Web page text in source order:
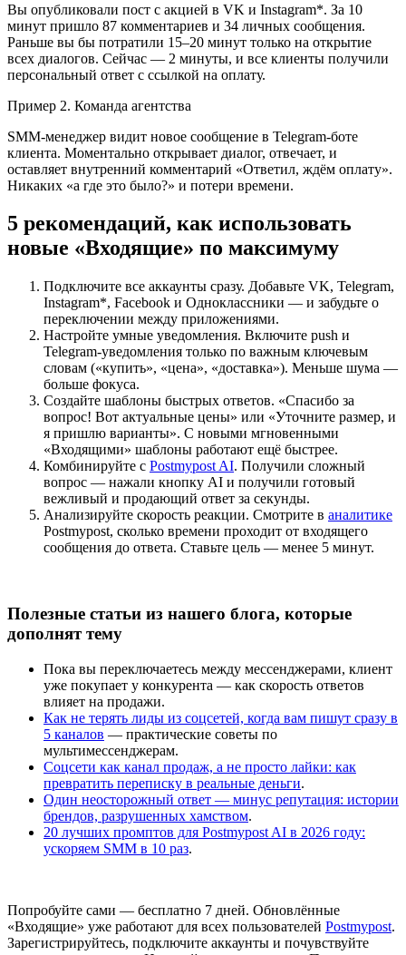
Вы опубликовали пост с акцией в VK и Instagram*. За 10
минут пришло 87 комментариев и 34 личных сообщения.
Раньше вы бы потратили 15–20 минут только на открытие
всех диалогов. Сейчас — 2 минуты, и все клиенты получили
персональный ответ с ссылкой на оплату.
Пример 2. Команда агентства
SMM-менеджер видит новое сообщение в Telegram-боте
клиента. Моментально открывает диалог, отвечает, и
оставляет внутренний комментарий «Ответил, ждём оплату».
Никаких «а где это было?» и потери времени.
5 рекомендаций, как использовать
новые «Входящие» по максимуму
Подключите все аккаунты сразу. Добавьте VK, Telegram,
Instagram*, Facebook и Одноклассники — и забудьте о
переключении между приложениями.
Настройте умные уведомления. Включите push и
Telegram-уведомления только по важным ключевым
словам («купить», «цена», «доставка»). Меньше шума —
больше фокуса.
Создайте шаблоны быстрых ответов. «Спасибо за
вопрос! Вот актуальные цены» или «Уточните размер, и
я пришлю варианты». С новыми мгновенными
«Входящими» шаблоны работают ещё быстрее.
Комбинируйте с Postmypost AI. Получили сложный
вопрос — нажали кнопку AI и получили готовый
вежливый и продающий ответ за секунды.
Анализируйте скорость реакции. Смотрите в аналитике
Postmypost, сколько времени проходит от входящего
сообщения до ответа. Ставьте цель — менее 5 минут.
Полезные статьи из нашего блога, которые
дополнят тему
Пока вы переключаетесь между мессенджерами, клиент
уже покупает у конкурента — как скорость ответов
влияет на продажи.
Как не терять лиды из соцсетей, когда вам пишут сразу в
5 каналов — практические советы по
мультимессенджерам.
Соцсети как канал продаж, а не просто лайки: как
превратить переписку в реальные деньги.
Один неосторожный ответ — минус репутация: истории
брендов, разрушенных хамством.
20 лучших промптов для Postmypost AI в 2026 году:
ускоряем SMM в 10 раз.
Попробуйте сами — бесплатно 7 дней. Обновлённые
«Входящие» уже работают для всех пользователей Postmypost.
Зарегистрируйтесь, подключите аккаунты и почувствуйте